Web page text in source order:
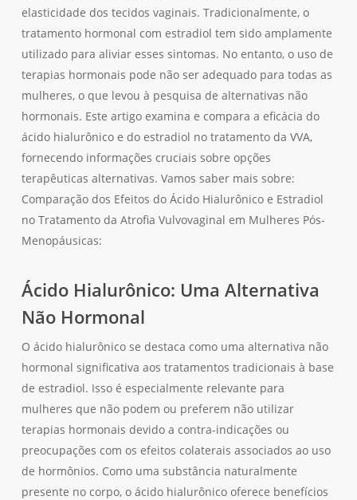
elasticidade dos tecidos vaginais. Tradicionalmente, o
tratamento hormonal com estradiol tem sido amplamente
utilizado para aliviar esses sintomas. No entanto, o uso de
terapias hormonais pode não ser adequado para todas as
mulheres, o que levou à pesquisa de alternativas não
hormonais. Este artigo examina e compara a eficácia do
ácido hialurônico e do estradiol no tratamento da VVA,
fornecendo informações cruciais sobre opções
terapêuticas alternativas. Vamos saber mais sobre:
Comparação dos Efeitos do Ácido Hialurônico e Estradiol
no Tratamento da Atrofia Vulvovaginal em Mulheres Pós-
Menopáusicas:
Ácido Hialurônico: Uma Alternativa
Não Hormonal
O ácido hialurônico se destaca como uma alternativa não
hormonal significativa aos tratamentos tradicionais à base
de estradiol. Isso é especialmente relevante para
mulheres que não podem ou preferem não utilizar
terapias hormonais devido a contra-indicações ou
preocupações com os efeitos colaterais associados ao uso
de hormônios. Como uma substância naturalmente
presente no corpo, o ácido hialurônico oferece benefícios